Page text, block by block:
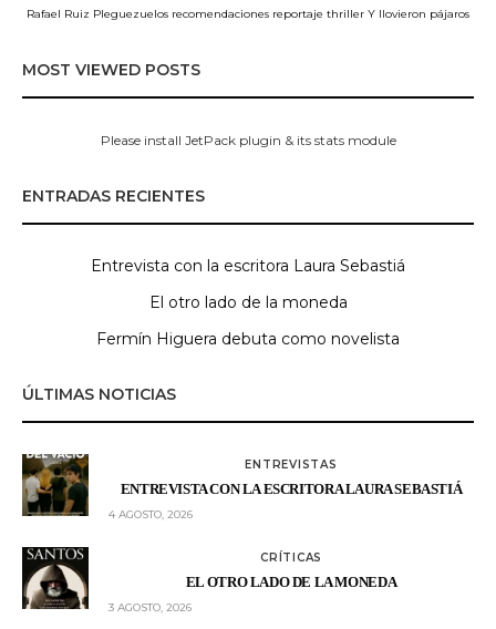
Rafael Ruiz Pleguezuelos recomendaciones reportaje thriller Y llovieron pájaros
MOST VIEWED POSTS
Please install JetPack plugin & its stats module
ENTRADAS RECIENTES
Entrevista con la escritora Laura Sebastiá
El otro lado de la moneda
Fermín Higuera debuta como novelista
ÚLTIMAS NOTICIAS
ENTREVISTAS
ENTREVISTA CON LA ESCRITORA LAURA SEBASTIÁ
4 AGOSTO, 2026
CRÍTICAS
EL OTRO LADO DE LA MONEDA
3 AGOSTO, 2026